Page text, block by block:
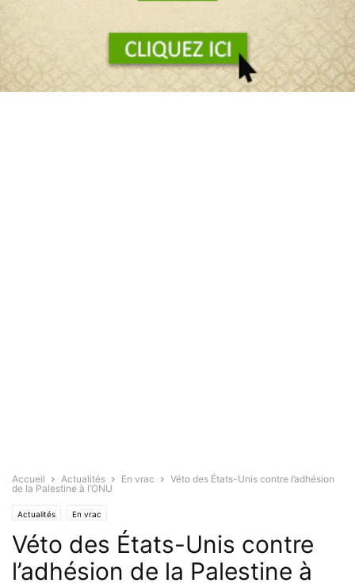
Accueil Actualités En vrac
Véto des États-Unis contre l’adhésion
de la Palestine à l’ONU
Actualités En vrac
Véto des États-Unis contre
l’adhésion de la Palestine à